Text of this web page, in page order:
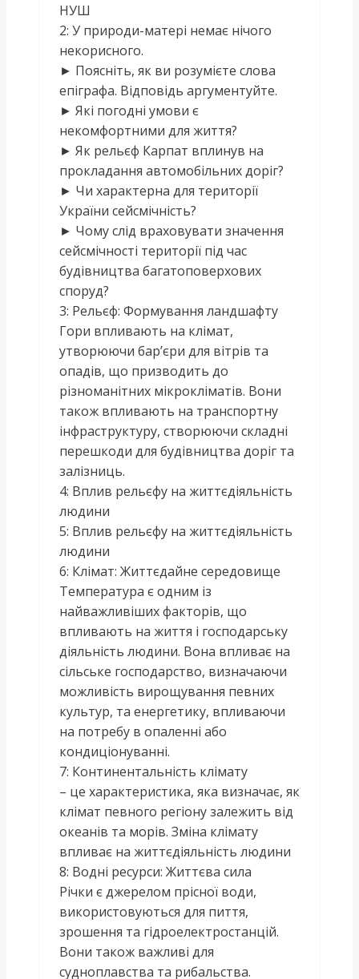
НУШ
2: У природи-матері немає нічого
некорисного.
► Поясніть, як ви розумієте слова
епіграфа. Відповідь аргументуйте.
► Які погодні умови є
некомфортними для життя?
► Як рельєф Карпат вплинув на
прокладання автомобільних доріг?
► Чи характерна для території
України сейсмічність?
► Чому слід враховувати значення
сейсмічності території під час
будівництва багатоповерхових
споруд?
3: Рельєф: Формування ландшафту
Гори впливають на клімат,
утворюючи бар’єри для вітрів та
опадів, що призводить до
різноманітних мікрокліматів. Вони
також впливають на транспортну
інфраструктуру, створюючи складні
перешкоди для будівництва доріг та
залізниць.
4: Вплив рельєфу на життєдіяльність
людини
5: Вплив рельєфу на життєдіяльність
людини
6: Клімат: Життєдайне середовище
Температура є одним із
найважливіших факторів, що
впливають на життя і господарську
діяльність людини. Вона впливає на
сільське господарство, визначаючи
можливість вирощування певних
культур, та енергетику, впливаючи
на потребу в опаленні або
кондиціонуванні.
7: Континентальність клімату
– це характеристика, яка визначає, як
клімат певного регіону залежить від
океанів та морів. Зміна клімату
впливає на життєдіяльність людини
8: Водні ресурси: Життєва сила
Річки є джерелом прісної води,
використовуються для пиття,
зрошення та гідроелектростанцій.
Вони також важливі для
судноплавства та рибальства.